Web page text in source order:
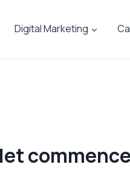
Digital Marketing